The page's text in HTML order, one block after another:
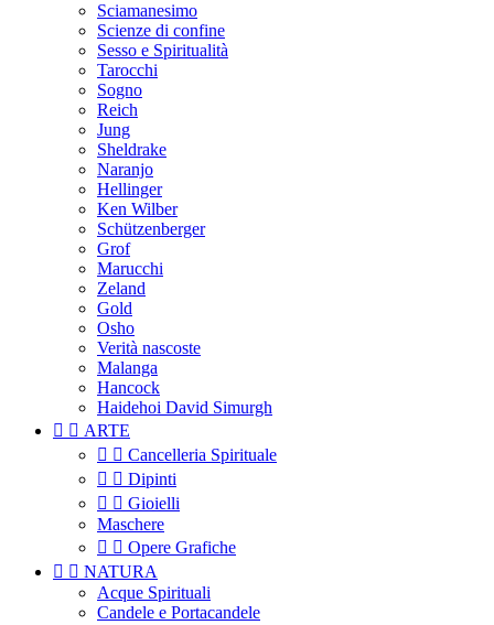
Sciamanesimo
Scienze di confine
Sesso e Spiritualità
Tarocchi
Sogno
Reich
Jung
Sheldrake
Naranjo
Hellinger
Ken Wilber
Schützenberger
Grof
Marucchi
Zeland
Gold
Osho
Verità nascoste
Malanga
Hancock
Haidehoi David Simurgh
  ARTE
  Cancelleria Spirituale
  Dipinti
  Gioielli
Maschere
  Opere Grafiche
  NATURA
Acque Spirituali
Candele e Portacandele